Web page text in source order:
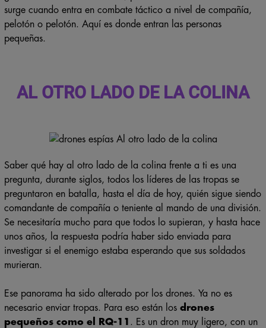
surge cuando entra en combate táctico a nivel de compañía,
pelotón o pelotón. Aquí es donde entran las personas
pequeñas.
AL OTRO LADO DE LA COLINA
Saber qué hay al otro lado de la colina frente a ti es una
pregunta, durante siglos, todos los líderes de las tropas se
preguntaron en batalla, hasta el día de hoy, quién sigue siendo
comandante de compañía o teniente al mando de una división.
Se necesitaría mucho para que todos lo supieran, y hasta hace
unos años, la respuesta podría haber sido enviada para
investigar si el enemigo estaba esperando que sus soldados
murieran.
Ese panorama ha sido alterado por los drones. Ya no es
necesario enviar tropas. Para eso están los drones
pequeños como el RQ-11
. Es un dron muy ligero, con un